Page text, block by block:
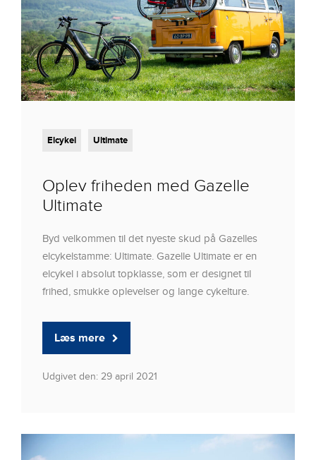
Elcykel Ultimate
Oplev friheden med Gazelle
Ultimate
Byd velkommen til det nyeste skud på Gazelles
elcykelstamme: Ultimate. Gazelle Ultimate er en
elcykel i absolut topklasse, som er designet til
frihed, smukke oplevelser og lange cykelture.
Læs mere
Udgivet den: 29 april 2021